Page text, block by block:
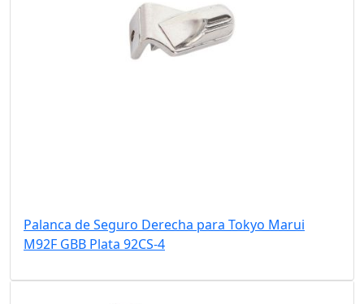
Palanca de Seguro Derecha para Tokyo Marui
M92F GBB Plata 92CS-4